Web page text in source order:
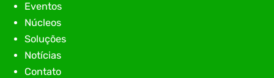
Eventos
Núcleos
Soluções
Notícias
Contato